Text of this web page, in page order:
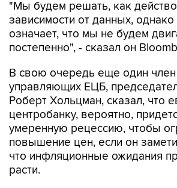
"Мы будем решать, как
зависимости от данных, однако
означает, что мы не будем
постепенно", - сказал он
В свою очередь еще один член
управляющих ЕЦБ,
Роберт Хольцман, сказал, что
центробанку, вероятно,
умеренную рецессию, чтобы
повышение цен, если он
что инфляционные ожидания
расти.